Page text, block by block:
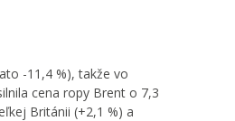
-11,4 %), takže vo
cena ropy Brent o 7,3
Británii (+2,1 %) a